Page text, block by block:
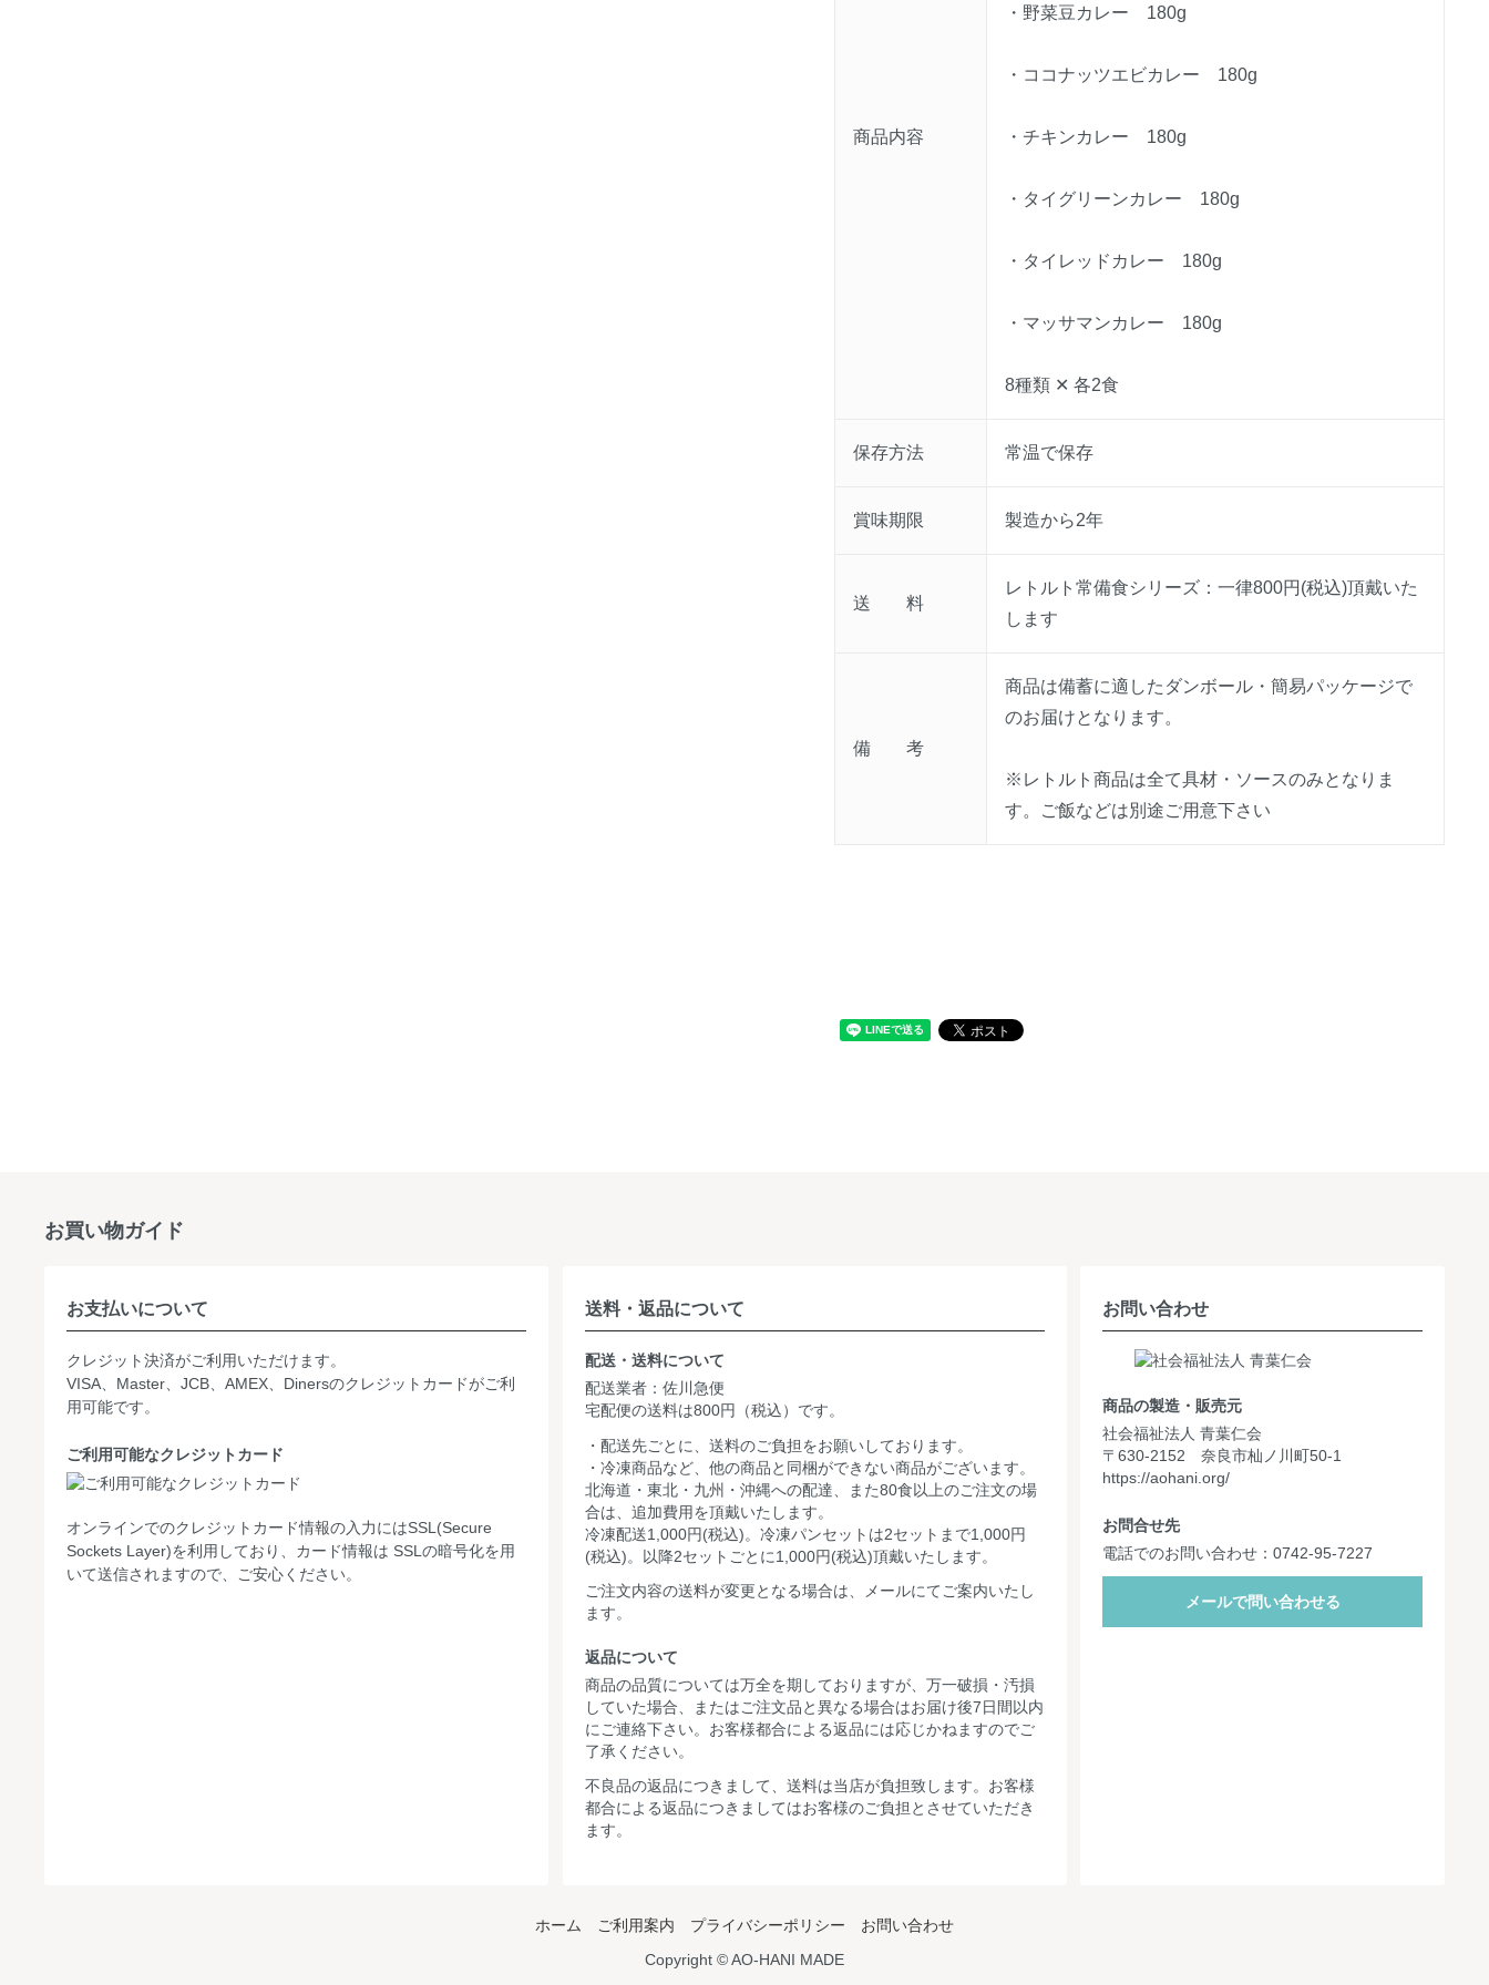
商品内容
・野菜豆カレー 180g
・ココナッツエビカレー 180g
・チキンカレー 180g
・タイグリーンカレー 180g
・タイレッドカレー 180g
・マッサマンカレー 180g
8種類 ✕ 各2食
保存方法 常温で保存
賞味期限 製造から2年
送 料
レトルト常備食シリーズ：一律800円(税込)頂戴いた
します
備 考
商品は備蓄に適したダンボール・簡易パッケージで
のお届けとなります。
※レトルト商品は全て具材・ソースのみとなりま
す。ご飯などは別途ご用意下さい
お買い物ガイド
お支払いについて
クレジット決済がご利用いただけます。
VISA、Master、JCB、AMEX、Dinersのクレジットカードがご利
用可能です。
ご利用可能なクレジットカード
オンラインでのクレジットカード情報の入力にはSSL(Secure
Sockets Layer)を利用しており、カード情報は SSLの暗号化を用
いて送信されますので、ご安心ください。
送料・返品について
配送・送料について
配送業者：佐川急便
宅配便の送料は800円（税込）です。
・配送先ごとに、送料のご負担をお願いしております。
・冷凍商品など、他の商品と同梱ができない商品がございます。
北海道・東北・九州・沖縄への配達、また80食以上のご注文の場
合は、追加費用を頂戴いたします。
冷凍配送1,000円(税込)。冷凍パンセットは2セットまで1,000円
(税込)。以降2セットごとに1,000円(税込)頂戴いたします。
ご注文内容の送料が変更となる場合は、メールにてご案内いたし
ます。
返品について
商品の品質については万全を期しておりますが、万一破損・汚損
していた場合、またはご注文品と異なる場合はお届け後7日間以内
にご連絡下さい。お客様都合による返品には応じかねますのでご
了承ください。
不良品の返品につきまして、送料は当店が負担致します。お客様
都合による返品につきましてはお客様のご負担とさせていただき
ます。
お問い合わせ
商品の製造・販売元
社会福祉法人 青葉仁会
〒630-2152 奈良市杣ノ川町50-1
https://aohani.org/
お問合せ先
電話でのお問い合わせ：0742-95-7227
メールで問い合わせる
ホーム ご利用案内 プライバシーポリシー
お問い合わせ
Copyright © AO-HANI MADE